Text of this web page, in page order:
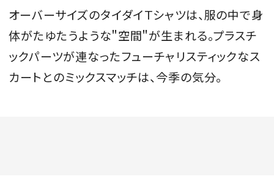
オーバーサイズのタイダイＴシャツは、服の中で身
体がたゆたうような＂空間＂が生まれる。プラスチ
ックパーツが連なったフューチャリスティックなス
カートとのミックスマッチは、今季の気分。